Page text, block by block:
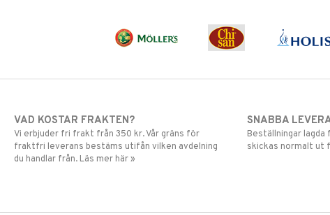
VAD KOSTAR FRAKTEN?
Vi erbjuder fri frakt från 350 kr. Vår gräns för
fraktfri leverans bestäms utifån vilken avdelning
du handlar från. Läs mer här »
SNABBA
Beställningar lagda
skickas normalt ut